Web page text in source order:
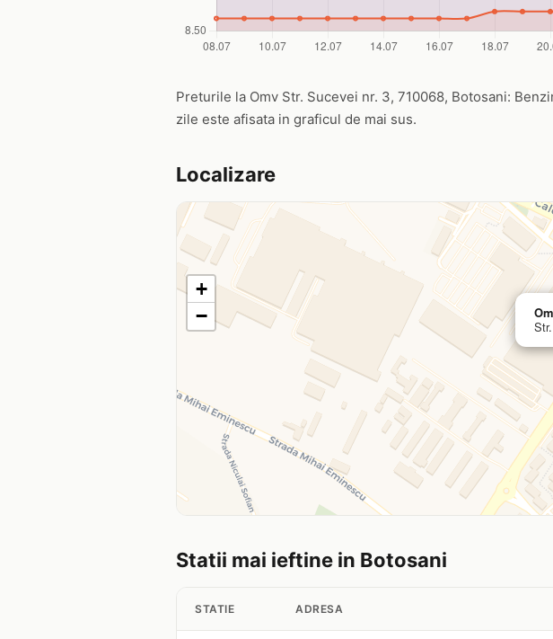
Preturile la Omv Str. Sucevei nr. 3, 710068, Botosani:
zile este afisata in graficul de mai sus.
Localizare
+
−
Statii mai ieftine in Botosani
STATIE ADRESA